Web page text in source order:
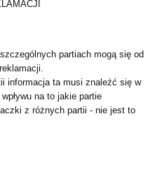
partiach mogą się od
informacja ta musi znaleźć się w
na to jakie partie
z różnych partii - nie jest to